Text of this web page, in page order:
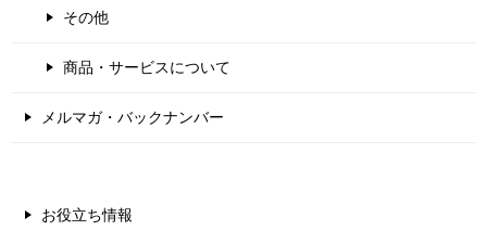
その他
商品・サービスについて
メルマガ・バックナンバー
お役立ち情報